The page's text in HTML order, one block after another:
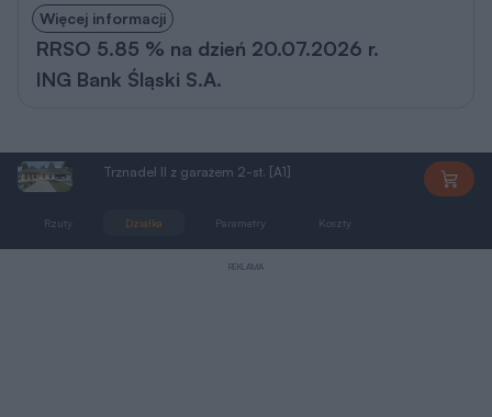
Więcej informacji
RRSO 5.85 % na dzień 20.07.2026 r.
ING Bank Śląski S.A.
Trznadel II z garażem 2-st. [A1]
Rzuty Działka Parametry Koszty
REKLAMA